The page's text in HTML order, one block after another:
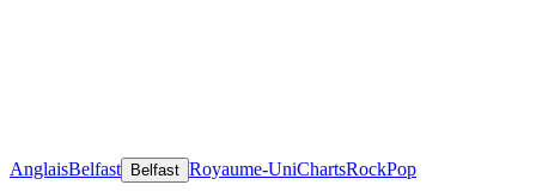
AnglaisBelfast Belfast Royaume-UniChartsRockPop